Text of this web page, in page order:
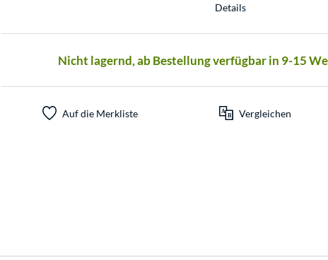
Details
Nicht lagernd, ab Bestellung verfügbar in 9-15
Auf die Merkliste Vergleichen